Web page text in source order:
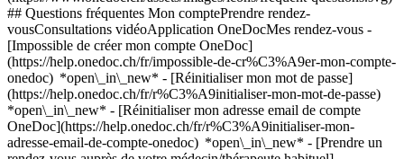
## Questions fréquentes Mon comptePrendre rendez-
vousConsultations vidéoApplication OneDocMes rendez-vous -
[Impossible de créer mon compte OneDoc]
(https://help.onedoc.ch/fr/impossible-de-cr%C3%A9er-mon-compte-
onedoc) *open\_in\_new* - [Réinitialiser mon mot de passe]
(https://help.onedoc.ch/fr/r%C3%A9initialiser-mon-mot-de-passe)
*open\_in\_new* - [Réinitialiser mon adresse email de compte
OneDoc](https://help.onedoc.ch/fr/r%C3%A9initialiser-mon-
adresse-email-de-compte-onedoc) *open\_in\_new* - [Prendre un